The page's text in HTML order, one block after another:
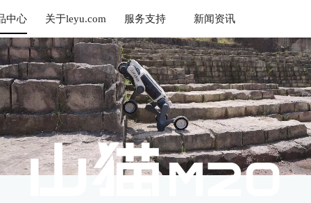
中心 关于leyu.com
乐鱼
服务支持 新闻资讯